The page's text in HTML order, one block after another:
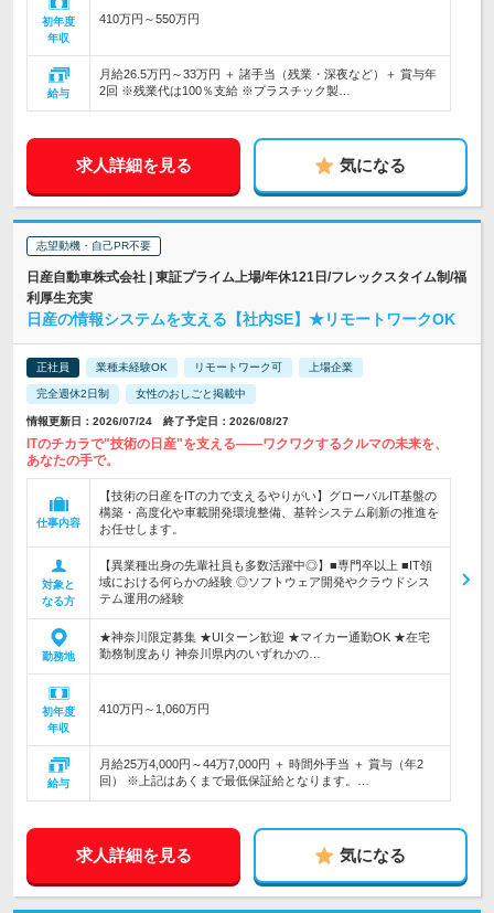
初年度
年収
410万円～550万円
給与
月給26.5万円～33万円 ＋ 諸手当（残業・深夜など）＋ 賞与年
2回 ※残業代は100％支給 ※プラスチック製…
求人詳細を見る 気になる
志望動機・自己PR不要
日産自動車株式会社 | 東証プライム上場/年休121日/フレックスタイム制/福
利厚生充実
日産の情報システムを支える【社内SE】★リモートワークOK
正社員 業種未経験OK リモートワーク可 上場企業
完全週休2日制 女性のおしごと掲載中
情報更新日：2026/07/24 終了予定日：2026/08/27
ITのチカラで"技術の日産"を支える――ワクワクするクルマの未来を、
あなたの手で。
仕事内容
【技術の日産をITの力で支えるやりがい】グローバルIT基盤の
構築・高度化や車載開発環境整備、基幹システム刷新の推進を
お任せします。
対象と
なる方
【異業種出身の先輩社員も多数活躍中◎】■専門卒以上 ■IT領
域における何らかの経験 ◎ソフトウェア開発やクラウドシス
テム運用の経験
勤務地
★神奈川限定募集 ★UIターン歓迎 ★マイカー通勤OK ★在宅
勤務制度あり 神奈川県内のいずれかの…
初年度
年収
410万円～1,060万円
給与
月給25万4,000円～44万7,000円 ＋ 時間外手当 ＋ 賞与（年2
回） ※上記はあくまで最低保証給となります。…
求人詳細を見る 気になる